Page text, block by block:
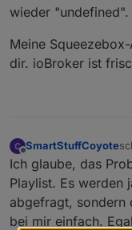
Oder im
Oder mal
Ghostscript
Ich könnte
wieder "undefined".
Meine
dir. ioBroker ist
Offline
SmartStuffCoyote
Ich glaube, das
Playlist. Es werden
abgefragt, sondern
bei mir einfach.